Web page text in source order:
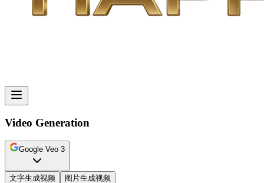
Video Generation
Google Veo 3
文字生成视频 图片生成视频